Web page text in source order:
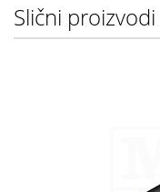
Slični proizvodi